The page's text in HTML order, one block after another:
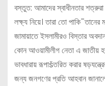
বস্তুত: আমাদের স্বাধীনতার
লক্ষ্য নিয়ে। তারা তো
জামায়াতে ইসলামীরও বিস্তার
কোন আওয়ামীলীগ নেতা এ জাতীয়
ভাবধারায় রূপাšতরিত করার
জন্য জনগণের প্রতি আহবান